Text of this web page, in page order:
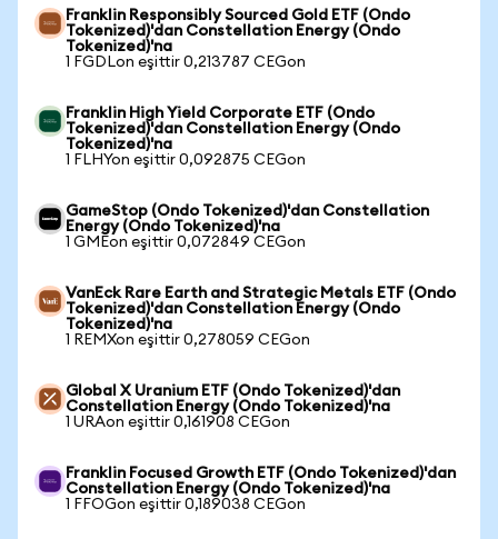
Franklin Responsibly Sourced Gold ETF (Ondo
Tokenized)'dan Constellation Energy (Ondo
Tokenized)'na
1 FGDLon eşittir 0,213787 CEGon
Franklin High Yield Corporate ETF (Ondo
Tokenized)'dan Constellation Energy (Ondo
Tokenized)'na
1 FLHYon eşittir 0,092875 CEGon
GameStop (Ondo Tokenized)'dan Constellation
Energy (Ondo Tokenized)'na
1 GMEon eşittir 0,072849 CEGon
VanEck Rare Earth and Strategic Metals ETF (Ondo
Tokenized)'dan Constellation Energy (Ondo
Tokenized)'na
1 REMXon eşittir 0,278059 CEGon
Global X Uranium ETF (Ondo Tokenized)'dan
Constellation Energy (Ondo Tokenized)'na
1 URAon eşittir 0,161908 CEGon
Franklin Focused Growth ETF (Ondo Tokenized)'dan
Constellation Energy (Ondo Tokenized)'na
1 FFOGon eşittir 0,189038 CEGon